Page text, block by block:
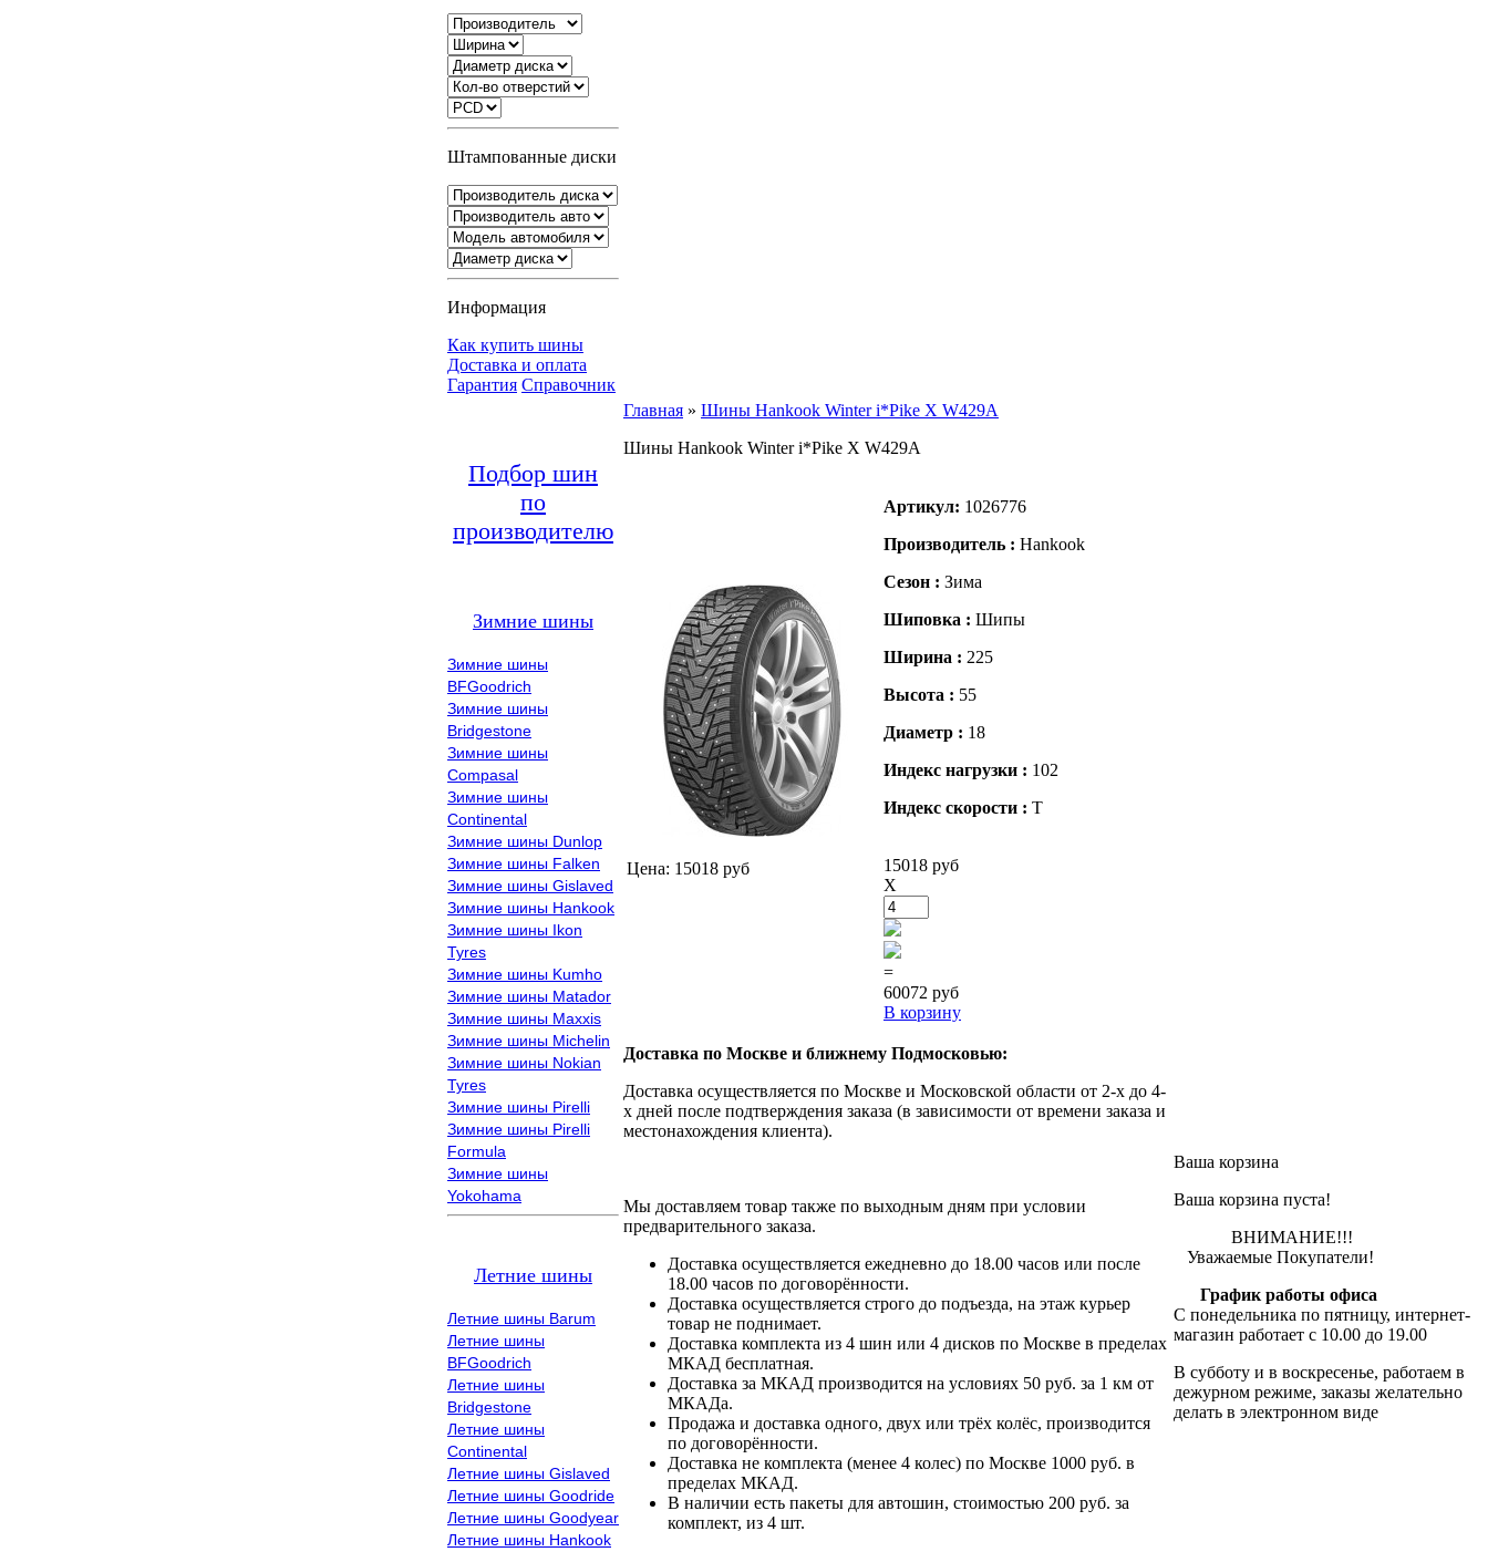
Штампованные диски
Информация
Как купить шины
Доставка и оплата
Гарантия Справочник
Подбор шин
по
производителю
Зимние шины
Зимние шины
BFGoodrich
Зимние шины
Bridgestone
Зимние шины
Compasal
Зимние шины
Continental
Зимние шины Dunlop
Зимние шины Falken
Зимние шины Gislaved
Зимние шины Hankook
Зимние шины Ikon
Tyres
Зимние шины Kumho
Зимние шины Matador
Зимние шины Maxxis
Зимние шины Michelin
Зимние шины Nokian
Tyres
Зимние шины Pirelli
Зимние шины Pirelli
Formula
Зимние шины
Yokohama
Летние шины
Летние шины Barum
Летние шины
BFGoodrich
Летние шины
Bridgestone
Летние шины
Continental
Летние шины Gislaved
Летние шины Goodride
Летние шины Goodyear
Летние шины Hankook
Главная » Шины Hankook Winter i*Pike X W429A
Шины Hankook Winter i*Pike X W429A
Цена: 15018 руб
Артикул: 1026776
Производитель : Hankook
Сезон : Зима
Шиповка : Шипы
Ширина : 225
Высота : 55
Диаметр : 18
Индекс нагрузки : 102
Индекс скорости : T
15018 руб
X
=
60072 руб
В корзину
Доставка по Москве и ближнему Подмосковью:
Доставка осуществляется по Москве и Московской области от 2-х до 4-
х дней после подтверждения заказа (в зависимости от времени заказа и
местонахождения клиента).
Мы доставляем товар также по выходным дням при условии
предварительного заказа.
Доставка осуществляется ежедневно до 18.00 часов или после
18.00 часов по договорённости.
Доставка осуществляется строго до подъезда, на этаж курьер
товар не поднимает.
Доставка комплекта из 4 шин или 4 дисков по Москве в пределах
МКАД бесплатная.
Доставка за МКАД производится на условиях 50 руб. за 1 км от
МКАДа.
Продажа и доставка одного, двух или трёх колёс, производится
по договорённости.
Доставка не комплекта (менее 4 колес) по Москве 1000 руб. в
пределах МКАД.
В наличии есть пакеты для автошин, стоимостью 200 руб. за
комплект, из 4 шт.
Ваша корзина
Ваша корзина пуста!
ВНИМАНИЕ!!!
Уважаемые Покупатели!
График работы офиса
С понедельника по пятницу, интернет-
магазин работает с 10.00 до 19.00
В субботу и в воскресенье, работаем в
дежурном режиме, заказы желательно
делать в электронном виде